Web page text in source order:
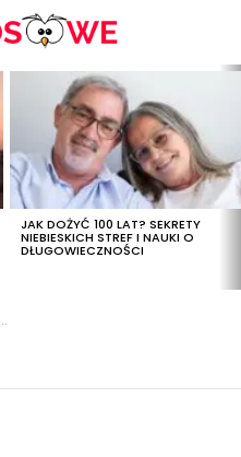
JAK DOŻYĆ 100 LAT? SEKRETY
NIEBIESKICH STREF I NAUKI O
DŁUGOWIECZNOŚCI